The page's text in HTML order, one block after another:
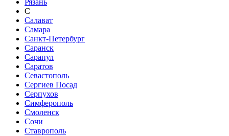
Рязань
С
Салават
Самара
Санкт-Петербург
Саранск
Сарапул
Саратов
Севастополь
Сергиев Посад
Серпухов
Симферополь
Смоленск
Сочи
Ставрополь